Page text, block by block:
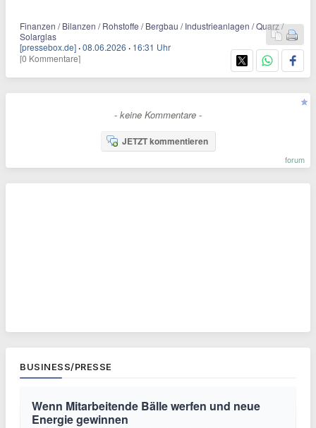
Finanzen / Bilanzen / Rohstoffe / Bergbau / Industrieanlagen / Quarz /
Solarglas
[pressebox.de] ·08.06.2026 · 16:31 Uhr
[0 Kommentare]
- keine Kommentare -
JETZT kommentieren
forum
BUSINESS/PRESSE
Wenn Mitarbeitende Bälle werfen und neue
Energie gewinnen